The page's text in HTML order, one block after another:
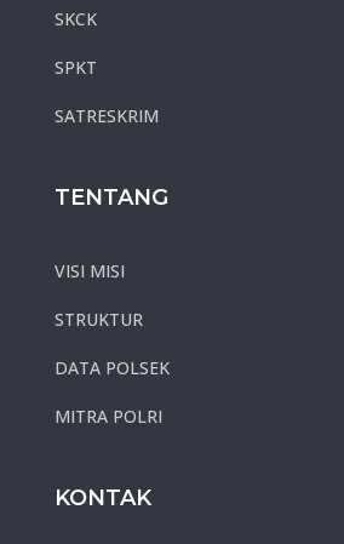
SKCK
SPKT
SATRESKRIM
TENTANG
VISI MISI
STRUKTUR
DATA POLSEK
MITRA POLRI
KONTAK